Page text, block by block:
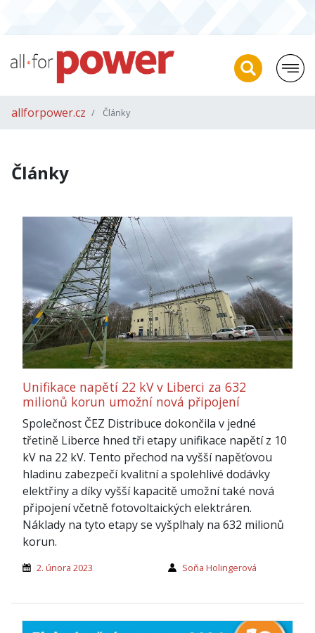
allforpower.cz Články
Články
Unifikace napětí 22 kV v Liberci za 632
milionů korun umožní nová připojení
Společnost ČEZ Distribuce dokončila v jedné
třetině Liberce hned tři etapy unifikace napětí z 10
kV na 22 kV. Tento přechod na vyšší napěťovou
hladinu zabezpečí kvalitní a spolehlivé dodávky
elektřiny a díky vyšší kapacitě umožní také nová
připojení včetně fotovoltaických elektráren.
Náklady na tyto etapy se vyšplhaly na 632 milionů
korun.
2. února 2023 Soňa Holingerová